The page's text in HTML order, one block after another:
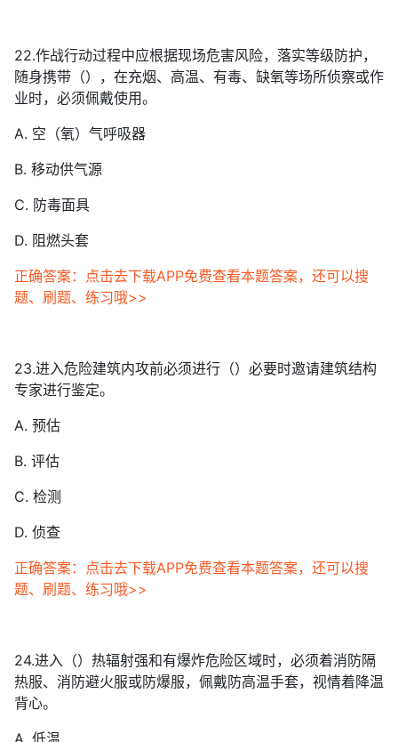
22.作战行动过程中应根据现场危害风险，落实等级防护，
随身携带（），在充烟、高温、有毒、缺氧等场所侦察或作
业时，必须佩戴使用。
A. 空（氧）气呼吸器
B. 移动供气源
C. 防毒面具
D. 阻燃头套
正确答案：点击去下载APP免费查看本题答案，还可以搜
题、刷题、练习哦>>
23.进入危险建筑内攻前必须进行（）必要时邀请建筑结构
专家进行鉴定。
A. 预估
B. 评估
C. 检测
D. 侦查
正确答案：点击去下载APP免费查看本题答案，还可以搜
题、刷题、练习哦>>
24.进入（）热辐射强和有爆炸危险区域时，必须着消防隔
热服、消防避火服或防爆服，佩戴防高温手套，视情着降温
背心。
A. 低温